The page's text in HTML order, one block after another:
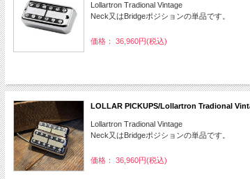
Lollartron Tradional Vintage
Neck又はBridgeポジションの単品です。
価格： 36,960円(税込)
LOLLAR PICKUPS/Lollartron Tradional
Lollartron Tradional Vintage
Neck又はBridgeポジションの単品です。
価格： 36,960円(税込)